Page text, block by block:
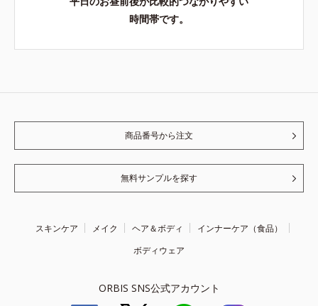
時間帯です。
商品番号から注文
無料サンプルを探す
スキンケア メイク ヘア＆ボディ
インナーケア（食品）
ボディウェア
ORBIS SNS公式アカウント